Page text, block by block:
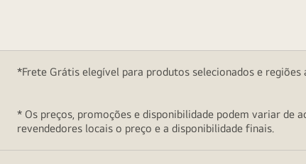
*Frete Grátis elegível para produtos selecionados e regiões
* Os preços, promoções e disponibilidade podem variar de
revendedores locais o preço e a disponibilidade finais.